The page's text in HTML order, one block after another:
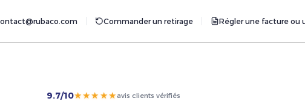
Commander un retirage Régler une facture ou
9.7/10★★★★★avis clients vérifiés